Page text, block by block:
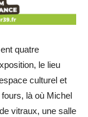
quatre
le lieu
culturel et
là où Michel
vitraux, une salle